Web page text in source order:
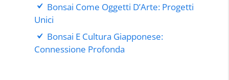
Bonsai Come Oggetti D’Arte: Progetti
Unici
Bonsai E Cultura Giapponese:
Connessione Profonda